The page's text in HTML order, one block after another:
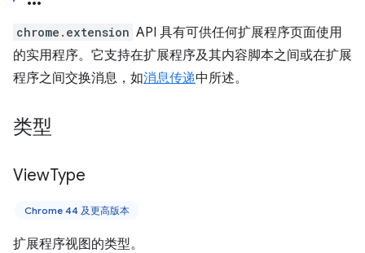
chrome.extension API 具有可供任何扩展程序页面使用
的实用程序。它支持在扩展程序及其内容脚本之间或在扩展
程序之间交换消息，如消息传递中所述。
类型
ViewType
Chrome 44 及更高版本
扩展程序视图的类型。